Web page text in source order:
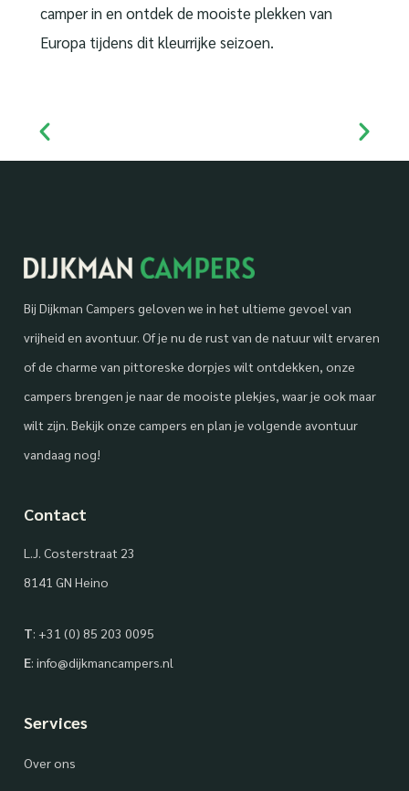
camper in en ontdek de mooiste plekken van
Europa tijdens dit kleurrijke seizoen.
Bij Dijkman Campers geloven we in het ultieme gevoel van
vrijheid en avontuur. Of je nu de rust van de natuur wilt ervaren
of de charme van pittoreske dorpjes wilt ontdekken, onze
campers brengen je naar de mooiste plekjes, waar je ook maar
wilt zijn. Bekijk onze campers en plan je volgende avontuur
vandaag nog!
Contact
L.J. Costerstraat 23
8141 GN Heino
T:+31 (0) 85 203 0095
E:info@dijkmancampers.nl
Services
Over ons